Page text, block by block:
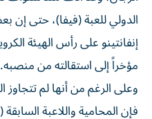
الدولي للعبة (فيفا)، حتى إن
إنفانتينو على رأس الهيئة
مؤخراً إلى استقالته من منصبه.
وعلى الرغم من أنها لم